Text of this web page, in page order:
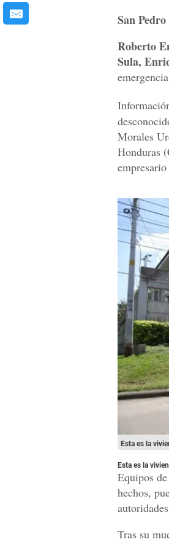
San
Roberto
Sula,
Morales
Honduras
Esta es la
Esta es la
Equipos
hechos,
Tras su